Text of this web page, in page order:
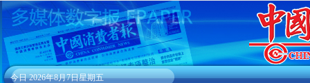
今日2026年8月7日星期五